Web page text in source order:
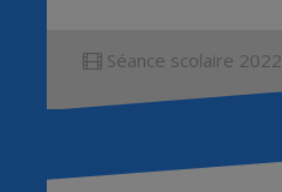
Séance scolaire 2022